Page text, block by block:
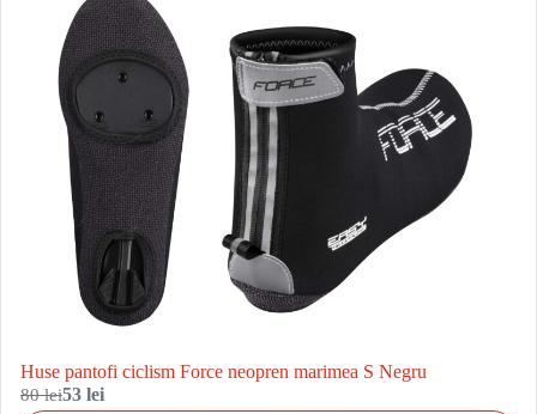
Huse pantofi ciclism Force neopren marimea S Negru
80 lei53 lei